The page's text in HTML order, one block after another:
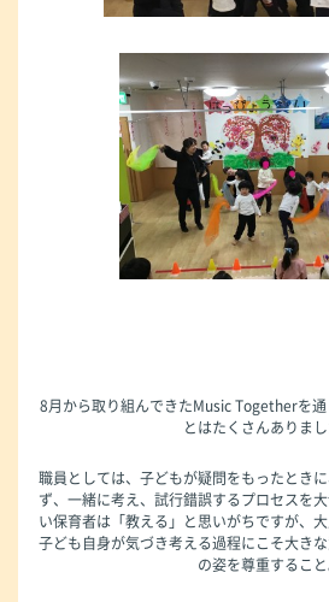
8月から取り組んできたMusic Togetherを
とはたくさんありまし
職員としては、子どもが疑問をもったとき
ず、一緒に考え、試行錯誤するプロセスを
い保育者は「教える」と思いがちですが、
子ども自身が気づき考える過程にこそ大き
の姿を尊重すること